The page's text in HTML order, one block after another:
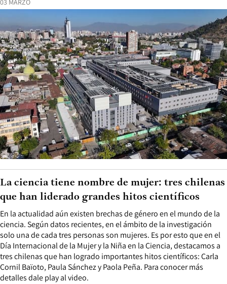
03 MARZO
En la actualidad aún existen brechas de género en el mundo de la
ciencia. Según datos recientes, en el ámbito de la investigación
solo una de cada tres personas son mujeres. Es por esto que en el
Día Internacional de la Mujer y la Niña en la Ciencia, destacamos a
tres chilenas que han logrado importantes hitos científicos: Carla
Cornil Baïoto, Paula Sánchez y Paola Peña. Para conocer más
detalles dale play al video.
La ciencia tiene nombre de mujer: tres chilenas
que han liderado grandes hitos científicos